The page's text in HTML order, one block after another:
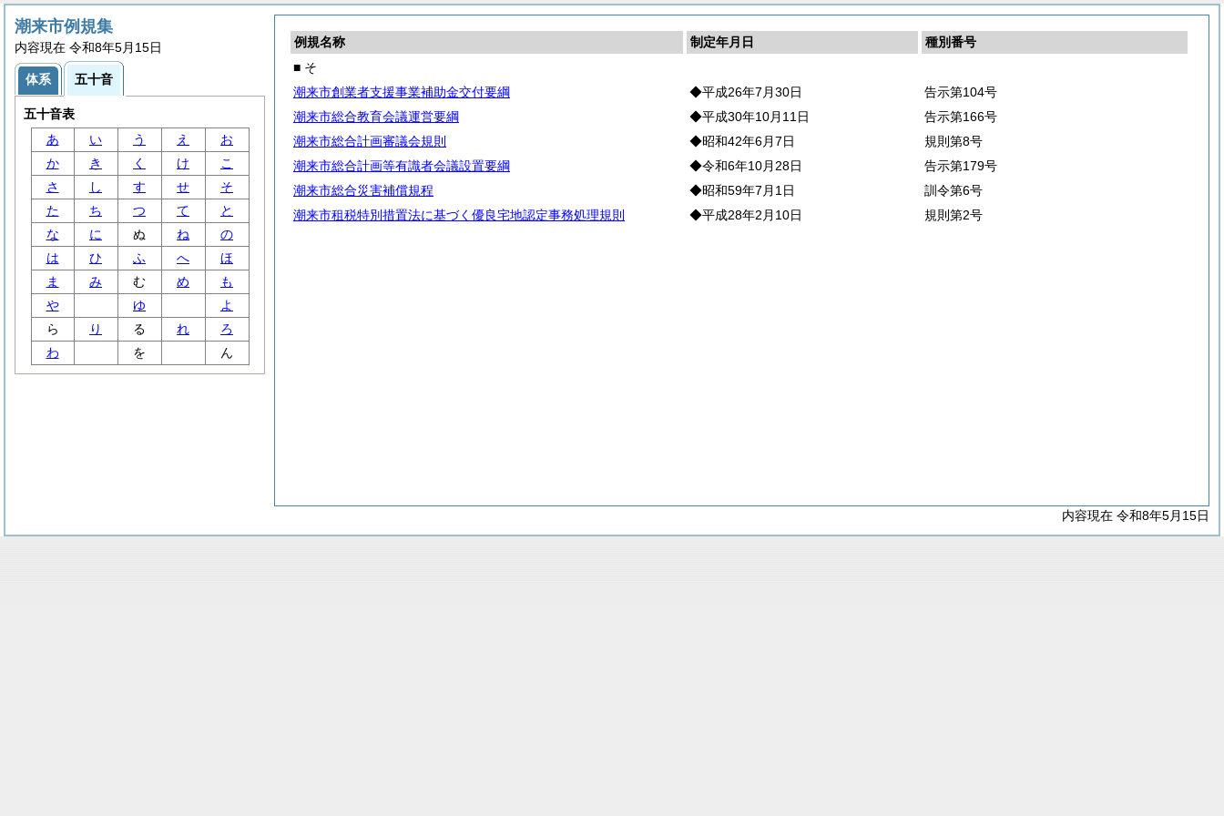
例規名称 制定年月日
種別番号
■ そ
潮来市創業者支援事業補助金交付要綱
◆平成26年7月30日
告示第104号
潮来市総合教育会議運営要綱
◆平成30年10月11日
告示第166号
潮来市総合計画審議会規則
◆昭和42年6月7日
規則第8号
潮来市総合計画等有識者会議設置要綱
◆令和6年10月28日
告示第179号
潮来市総合災害補償規程
◆昭和59年7月1日
訓令第6号
潮来市租税特別措置法に基づく優良宅地認定事務処理規則
◆平成28年2月10日 規則第2号
内容現在 令和8年5月15日
潮来市例規集
内容現在 令和8年5月15日
体系 五十音
五十音表
あ
い う え
お
か
き く け
こ
さ
し す せ
そ
た
ち つ て
と
な
に ぬ ね
の
は
ひ ふ へ
ほ
ま
み む め
も
や
ゆ
よ
ら
り る れ
ろ
わ
を ん